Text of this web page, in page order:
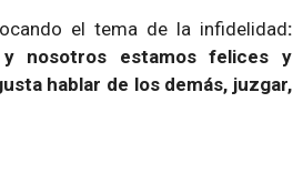
el tema de la infidelidad:
nosotros estamos felices y
hablar de los demás, juzgar,